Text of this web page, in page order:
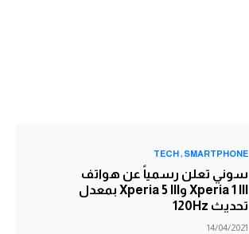
SMARTPHONE
TECH
سوني تعلن رسمياً عن هواتف
Xperia 1 III وXperia 5 III بمعدل
تحديث 120Hz
14/04/2021